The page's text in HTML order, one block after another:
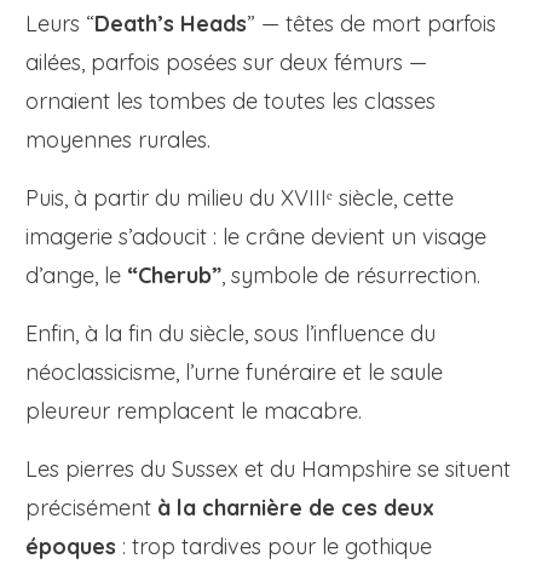
Leurs “Death’s Heads” — têtes de mort parfois
ailées, parfois posées sur deux fémurs —
ornaient les tombes de toutes les classes
moyennes rurales.
Puis, à partir du milieu du XVIIIᵉ siècle, cette
imagerie s’adoucit : le crâne devient un visage
d’ange, le “Cherub”, symbole de résurrection.
Enfin, à la fin du siècle, sous l’influence du
néoclassicisme, l’urne funéraire et le saule
pleureur remplacent le macabre.
Les pierres du Sussex et du Hampshire se situent
précisément à la charnière de ces deux
époques : trop tardives pour le gothique